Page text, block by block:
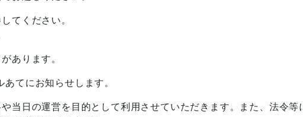
てください。
あります。
てにお知らせします。
当日の運営を目的として利用させていただきます。また、法令等